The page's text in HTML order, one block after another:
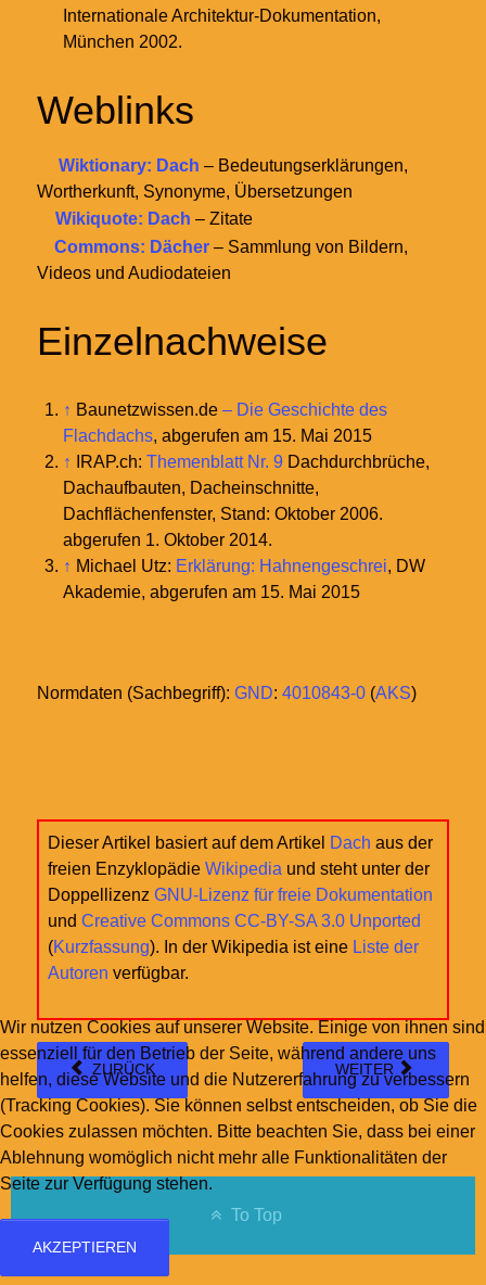
Internationale Architektur-Dokumentation,
München 2002.
Weblinks
Wiktionary: Dach – Bedeutungserklärungen,
Wortherkunft, Synonyme, Übersetzungen
Wikiquote: Dach – Zitate
Commons: Dächer – Sammlung von Bildern,
Videos und Audiodateien
Einzelnachweise
↑ Baunetzwissen.de – Die Geschichte des
Flachdachs, abgerufen am 15. Mai 2015
↑
IRAP.ch: Themenblatt Nr. 9 Dachdurchbrüche,
Dachaufbauten, Dacheinschnitte,
Dachflächenfenster, Stand: Oktober 2006.
abgerufen 1. Oktober 2014.
↑ Michael Utz: Erklärung: Hahnengeschrei, DW
Akademie, abgerufen am 15. Mai 2015
Normdaten (Sachbegriff): GND: 4010843-0 (AKS)
Dieser Artikel basiert auf dem Artikel Dach aus der
freien Enzyklopädie Wikipedia und steht unter der
Doppellizenz GNU-Lizenz für freie Dokumentation
und Creative Commons CC-BY-SA 3.0 Unported
(Kurzfassung). In der Wikipedia ist eine Liste der
Autoren verfügbar.
ZURÜCK WEITER
To Top
Wir nutzen Cookies auf unserer Website. Einige von ihnen sind
essenziell für den Betrieb der Seite, während andere uns
helfen, diese Website und die Nutzererfahrung zu verbessern
(Tracking Cookies). Sie können selbst entscheiden, ob Sie die
Cookies zulassen möchten. Bitte beachten Sie, dass bei einer
Ablehnung womöglich nicht mehr alle Funktionalitäten der
Seite zur Verfügung stehen.
AKZEPTIEREN